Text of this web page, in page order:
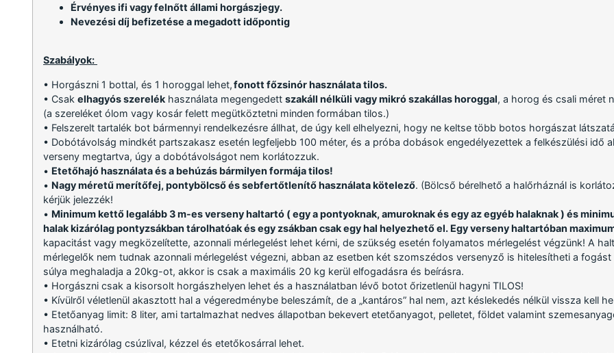
Érvényes ifi vagy felnőtt állami horgászjegy.
Nevezési díj befizetése a megadott időpontig
Szabályok:
• Horgászni 1 bottal, és 1 horoggal lehet,fonott főzsinór használata tilos.
• Csak elhagyós szerelék használata megengedett szakáll nélküli vagy mikró szakállas horoggal, a horog és csali méret
(a szereléket ólom vagy kosár felett megütköztetni minden formában tilos.)
• Felszerelt tartalék bot bármennyi rendelkezésre állhat, de úgy kell elhelyezni, hogy ne keltse több botos horgászat
• Dobótávolság mindkét partszakasz esetén legfeljebb 100 méter, és a próba dobások engedélyezettek a felkészülési idő
verseny megtartva, úgy a dobótávolságot nem korlátozzuk.
• Etetőhajó használata és a behúzás bármilyen formája tilos!
• Nagy méretű merítőfej, pontybölcső és sebfertőtlenítő használata kötelező. (Bölcső bérelhető a halőrháznál is
kérjük jelezzék!
• Minimum kettő legalább 3 m-es verseny haltartó ( egy a pontyoknak, amuroknak és egy az egyéb halaknak ) és
halak kizárólag pontyzsákban tárolhatóak és egy zsákban csak egy hal helyezhető el. Egy verseny haltartóban
kapacitást vagy megközelítette, azonnali mérlegelést lehet kérni, de szükség esetén folyamatos mérlegelést végzünk! A
mérlegelők nem tudnak azonnali mérlegelést végezni, abban az esetben két szomszédos versenyző is hitelesítheti a
súlya meghaladja a 20kg-ot, akkor is csak a maximális 20 kg kerül elfogadásra és beírásra.
• Horgászni csak a kisorsolt horgászhelyen lehet és a használatban lévő botot őrizetlenül hagyni TILOS!
• Kívülről véletlenül akasztott hal a végeredménybe beleszámít, de a „kantáros” hal nem, azt késlekedés nélkül vissza kell
• Etetőanyag limit: 8 liter, ami tartalmazhat nedves állapotban bekevert etetőanyagot, pelletet, földet valamint
használható.
• Etetni kizárólag csúzlival, kézzel és etetőkosárral lehet.